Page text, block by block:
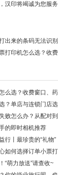
汉印将竭诚为您服务
出来的条码无法识
打印机怎么选？收
么选？收费窗口、
？单店与连锁门店
败怎么办？从配对
的即时相机推荐
行丨最珍贵的“礼物
如何选择订单小票
“萌力放送”请查收~